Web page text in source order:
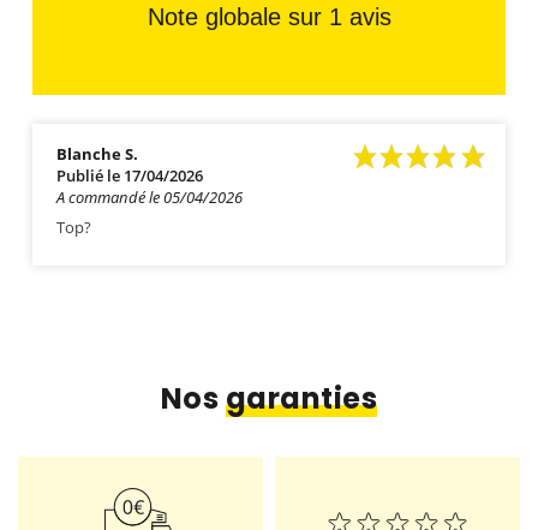
Note globale sur 1 avis
Blanche S.
Publié le 17/04/2026
A commandé le 05/04/2026
Top?
Nosgaranties